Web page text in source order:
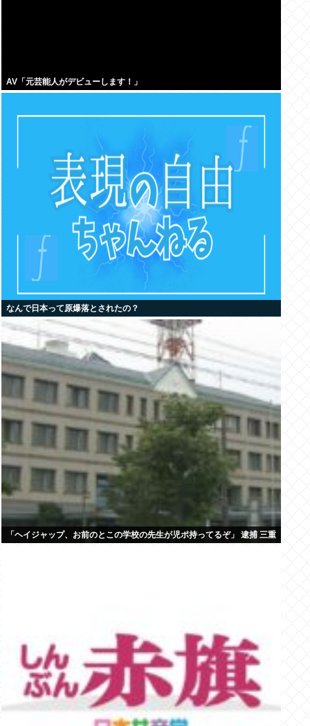
AV「元芸能人がデビューします！」
なんで日本って原爆落とされたの？
「ヘイジャップ、お前のとこの学校の先生が児ポ持ってるぞ」 逮捕 三重